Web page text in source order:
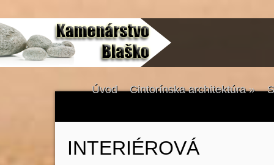
Úvod Cintorínska architektúra»
INTERIÉROVÁ